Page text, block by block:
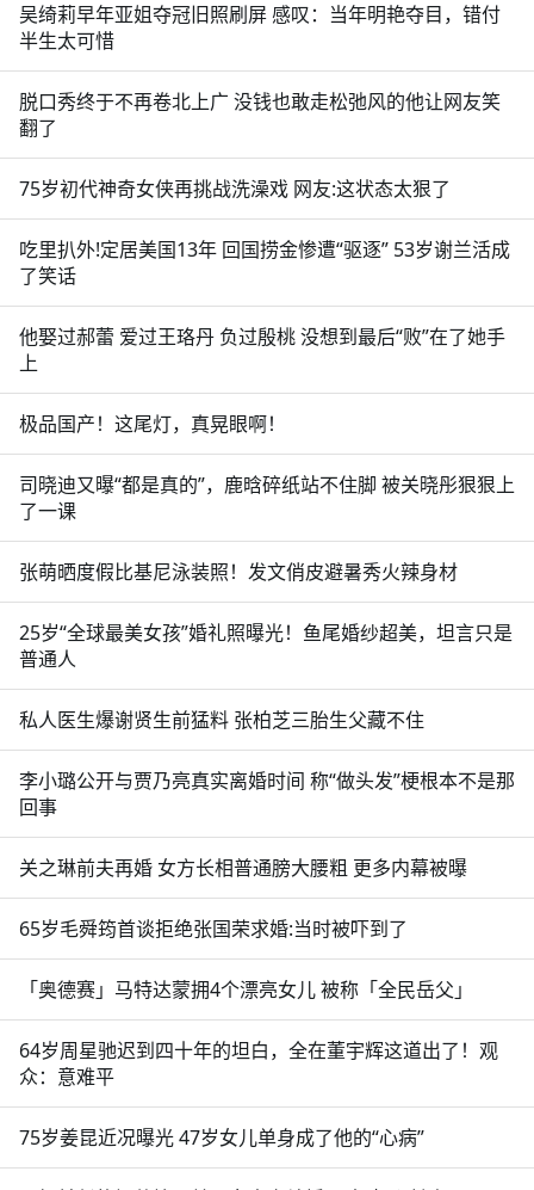
吴绮莉早年亚姐夺冠旧照刷屏 感叹：当年明艳夺目，错付
半生太可惜
脱口秀终于不再卷北上广 没钱也敢走松弛风的他让网友笑
翻了
75岁初代神奇女侠再挑战洗澡戏 网友:这状态太狠了
吃里扒外!定居美国13年 回国捞金惨遭“驱逐” 53岁谢兰活成
了笑话
他娶过郝蕾 爱过王珞丹 负过殷桃 没想到最后“败”在了她手
上
极品国产！这尾灯，真晃眼啊！
司晓迪又曝“都是真的”，鹿晗碎纸站不住脚 被关晓彤狠狠上
了一课
张萌晒度假比基尼泳装照！发文俏皮避暑秀火辣身材
25岁“全球最美女孩”婚礼照曝光！鱼尾婚纱超美，坦言只是
普通人
私人医生爆谢贤生前猛料 张柏芝三胎生父藏不住
李小璐公开与贾乃亮真实离婚时间 称“做头发”梗根本不是那
回事
关之琳前夫再婚 女方长相普通膀大腰粗 更多内幕被曝
65岁毛舜筠首谈拒绝张国荣求婚:当时被吓到了
「奥德赛」马特达蒙拥4个漂亮女儿 被称「全民岳父」
64岁周星驰迟到四十年的坦白，全在董宇辉这道出了！观
众：意难平
75岁姜昆近况曝光 47岁女儿单身成了他的“心病”